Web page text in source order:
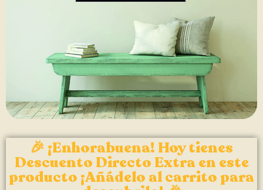
🎉 ¡Enhorabuena! Hoy tienes
Descuento Directo Extra en este
producto ¡Añádelo al carrito para